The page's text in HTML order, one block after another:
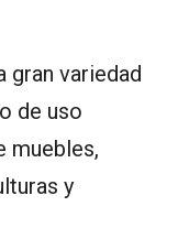
gran variedad
de uso
muebles,
y